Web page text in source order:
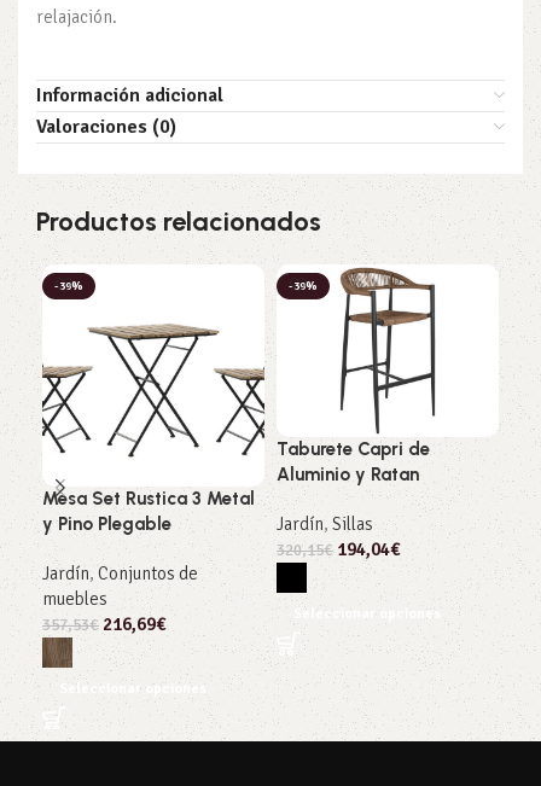
relajación.
Información adicional
Valoraciones (0)
Productos relacionados
-39%
Mesa Set Rustica 3 Metal
y Pino Plegable
Jardín,Conjuntos de
muebles
357,53€ 216,69€
Seleccionar opciones
-39%
Taburete Capri de
Aluminio y Ratan
Jardín, Sillas
320,15€ 194,04€
Seleccionar opciones
-